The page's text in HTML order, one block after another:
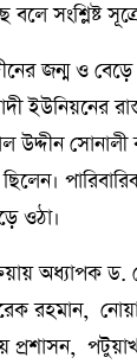
সংশ্লিষ্ট
জন্ম ও
উদ্দীন
ওঠা।
অধ্যাপক ড.
রহমান,
প্রশাসন,